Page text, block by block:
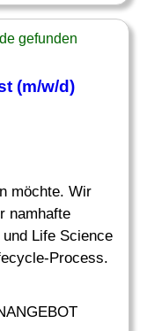
gefunden
(m/w/d)
möchte. Wir
namhafte
Life Science
Process.